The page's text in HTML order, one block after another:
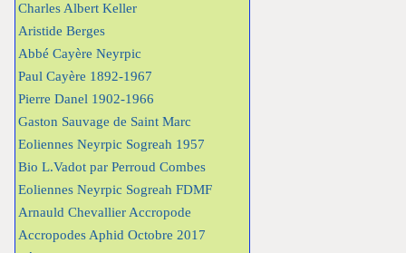
Charles Albert Keller
Aristide Berges
Abbé Cayère Neyrpic
Paul Cayère 1892-1967
Pierre Danel 1902-1966
Gaston Sauvage de Saint Marc
Eoliennes Neyrpic Sogreah 1957
Bio L.Vadot par Perroud Combes
Eoliennes Neyrpic Sogreah FDMF
Arnauld Chevallier Accropode
Accropodes Aphid Octobre 2017